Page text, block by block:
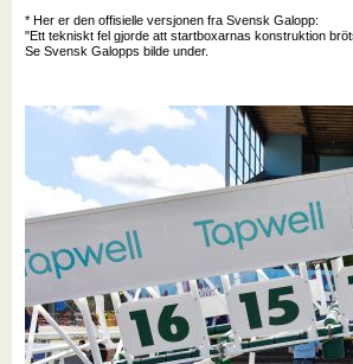
* Her er den offisielle versjonen fra Svensk Galopp:
"Ett tekniskt fel gjorde att startboxarnas konstruktion
Se Svensk Galopps bilde under.